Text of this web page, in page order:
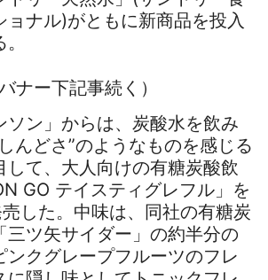
ョナル)がともに新商品を投入
バナー下記事続く）
ン」からは、炭酸水を飲み
んどさ”のようなものを感じる
して、大人向けの有糖炭酸飲
GO テイスティグレフル」を
した。中味は、同社の有糖炭
三ツ矢サイダー」の約半分の
ンクグレープフルーツのフレ